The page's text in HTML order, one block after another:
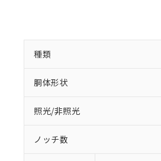
種類
胴体形状
照光/非照光
ノッチ数